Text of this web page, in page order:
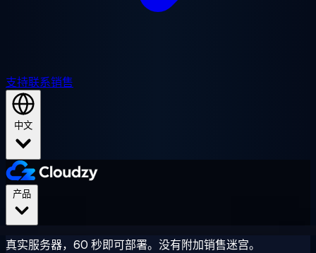
支持联系销售
中文
真实服务器，60 秒即可部署。没有附加销售迷宫。